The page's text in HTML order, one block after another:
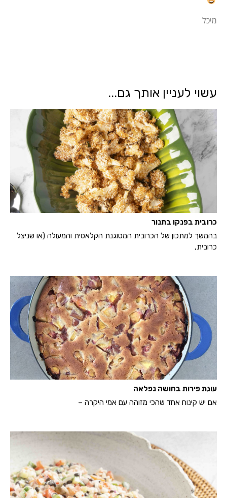
מיכל
עשוי לעניין אותך גם...
כרובית בפנקו בתנור
בהמשך למתכון של הכרובית המטוגנת הקלאסית והמעולה (או שניצל
כרובית,
עוגת פירות בחושה נפלאה
אם יש קינוח אחד שהכי מזוהה עם אמי היקרה –